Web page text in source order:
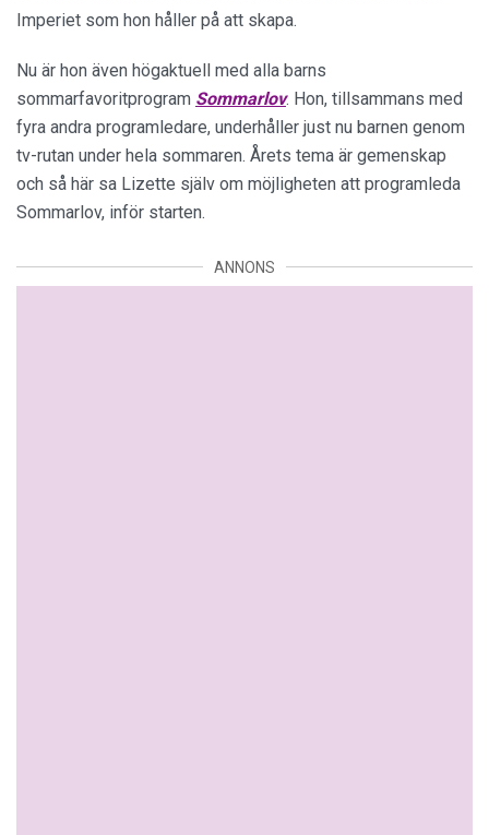
Imperiet som hon håller på att skapa.
Nu är hon även högaktuell med alla barns
sommarfavoritprogram Sommarlov. Hon, tillsammans med
fyra andra programledare, underhåller just nu barnen genom
tv-rutan under hela sommaren. Årets tema är gemenskap
och så här sa Lizette själv om möjligheten att programleda
Sommarlov, inför starten.
ANNONS